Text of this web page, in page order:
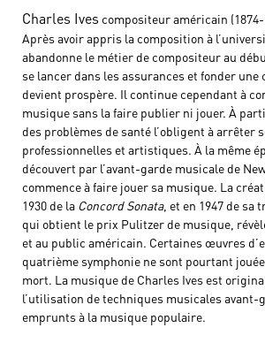
Charles Ives compositeur américain (1874-
Après avoir appris la composition à
abandonne le métier de compositeur au
se lancer dans les assurances et fonder une
devient prospère. Il continue cependant à
musique sans la faire publier ni jouer. À
des problèmes de santé l’obligent à arrêter
professionnelles et artistiques. À la même
découvert par l’avant-garde musicale de
commence à faire jouer sa musique. La
1930 de la Concord Sonata, et en 1947 de sa
qui obtient le prix Pulitzer de musique,
et au public américain. Certaines œuvres
quatrième symphonie ne sont pourtant
mort. La musique de Charles Ives est
l’utilisation de techniques musicales avant-
emprunts à la musique populaire.